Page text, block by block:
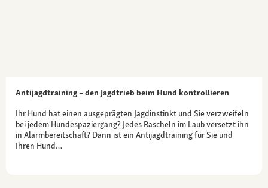
Antijagdtraining – den Jagdtrieb beim Hund kontrollieren
Ihr Hund hat einen ausgeprägten Jagdinstinkt und Sie verzweifeln
bei jedem Hundespaziergang? Jedes Rascheln im Laub versetzt ihn
in Alarmbereitschaft? Dann ist ein Antijagdtraining für Sie und
Ihren Hund…